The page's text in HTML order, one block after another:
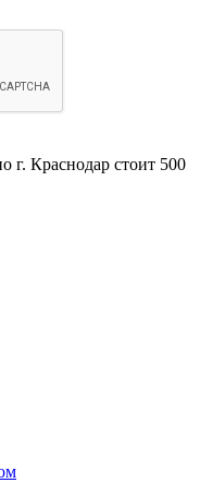
г. Краснодар стоит 500